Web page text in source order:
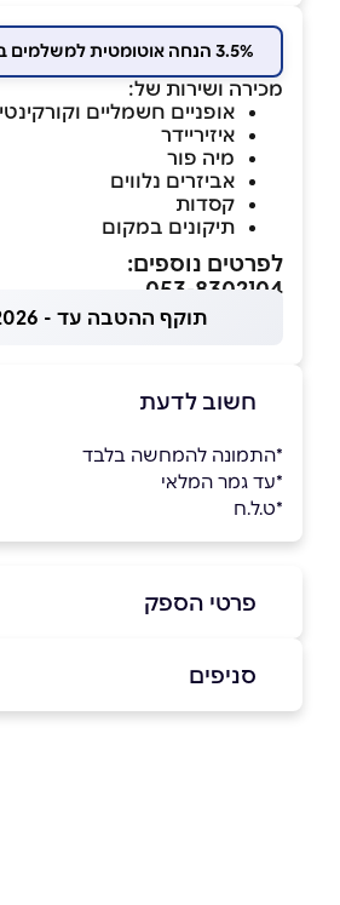
3.5% הנחה אוטומטית למשלמים בכרטיס המועדון
מכירה ושירות של:
אופניים חשמליים
איזיריידר
מיה פור
אביזרים נלווים
קסדות
תיקונים במקום
לפרטים נוספים:
053-8302104
תוקף ההטבה עד - 06.09.2026
חשוב לדעת
*התמונה להמחשה בלבד
*עד גמר המלאי
*ט.ל.ח
פרטי הספק
סניפים